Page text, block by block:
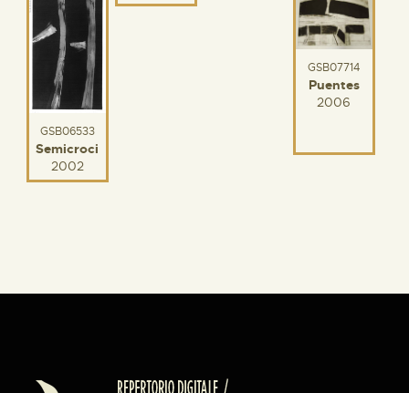
GSB06533
Semicroci
2002
GSB07714
Puentes
2006